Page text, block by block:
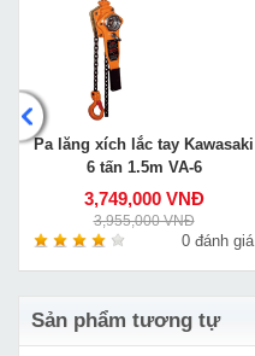
Pa lăng xích lắc tay Kawasaki
6 tấn 1.5m VA-6
3,749,000 VNĐ
3,955,000 VNĐ
0 đánh giá
Sản phẩm tương tự